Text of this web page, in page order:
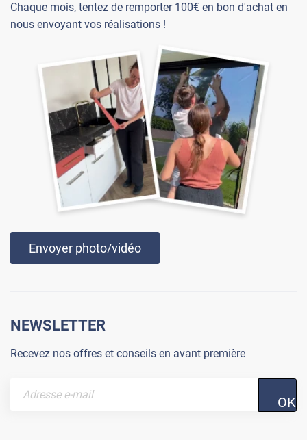
Chaque mois, tentez de remporter 100€ en bon d'achat en
nous envoyant vos réalisations !
Envoyer photo/vidéo
NEWSLETTER
Recevez nos offres et conseils en avant première
OK